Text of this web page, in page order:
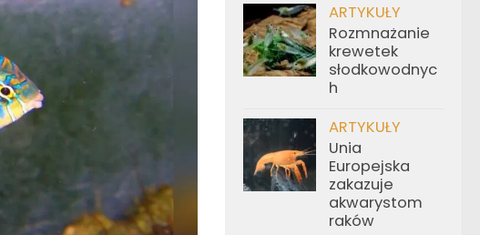
ARTYKUŁY
Rozmnażanie
krewetek
słodkowodnyc
h
ARTYKUŁY
Unia
Europejska
zakazuje
akwarystom
raków